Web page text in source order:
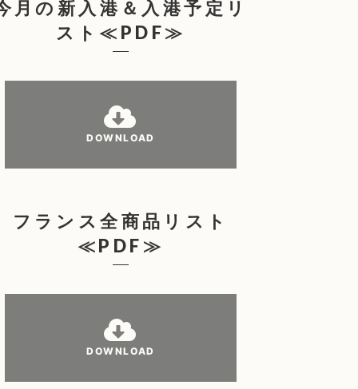
月の新入港＆入港予定リ
スト≪PDF≫
DOWNLOAD
フランス全商品リスト
≪PDF≫
DOWNLOAD